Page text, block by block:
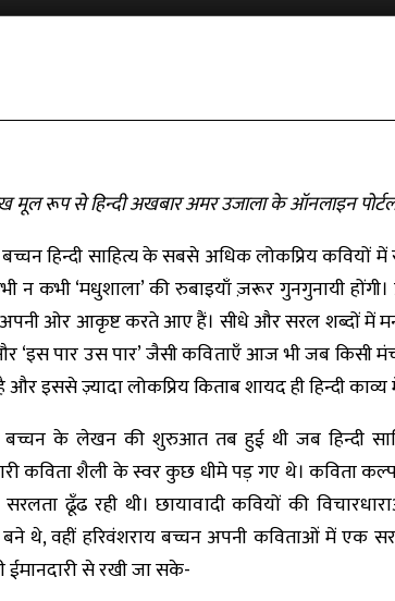
मूल रूप से हिन्दी अखबार अमर उजाला के ऑनलाइन पोर्टल
हिन्दी साहित्य के सबसे अधिक लोकप्रिय कवियों
न कभी ‘मधुशाला’ की रुबाइयाँ ज़रूर गुनगुनायी
अपनी ओर आकृष्ट करते आए हैं। सीधे और सरल शब्दों में मन
‘इस पार उस पार’ जैसी कविताएँ आज भी जब किसी
इससे ज़्यादा लोकप्रिय किताब शायद ही हिन्दी काव्य
बच्चन के लेखन की शुरुआत तब हुई थी जब हिन्दी
कविता शैली के स्वर कुछ धीमे पड़ गए थे। कविता
ढूँढ रही थी। छायावादी कवियों की
थे, वहीं हरिवंशराय बच्चन अपनी कविताओं में
ईमानदारी से रखी जा सके-